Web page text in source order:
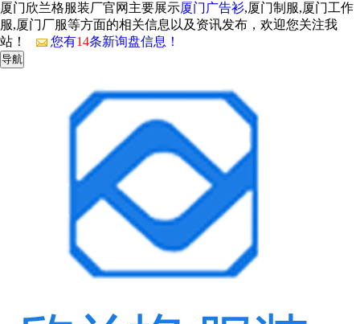
厦门欣兰格服装厂官网主要展示厦门广告衫,厦门制服,厦门工作
服,厦门厂服等方面的相关信息以及资讯发布，欢迎您关注我
站！
您有14条新询盘信息！
导航